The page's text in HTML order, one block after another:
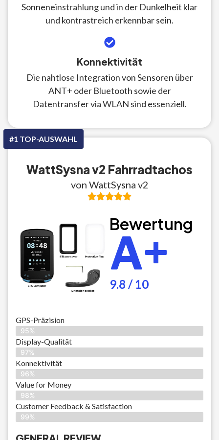
Sonneneinstrahlung und in der Dunkelheit klar
und kontrastreich erkennbar sein.
Konnektivität
Die nahtlose Integration von Sensoren über
ANT+ oder Bluetooth sowie der
Datentransfer via WLAN sind essenziell.
#1 TOP-AUSWAHL
WattSysna v2 Fahrradtachos
von WattSysna v2
Bewertung
A+
9.8 / 10
GPS-Präzision
95%
Display-Qualität
97%
Konnektivität
96%
Value for Money
98%
Customer Feedback & Satisfaction​
99%